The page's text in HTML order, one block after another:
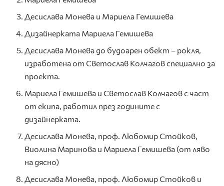
Десислава Монева и Мариела Гемишева
Дизайнерката Мариела Гемишева
Десислава Монева до будоарен обект – рокля,
изработена от Светослав Колчагов специално за
проекта.
Мариела Гемишева и Светослав Колчагов с част
от екипа, работил през годините с
дизайнерката.
Десислава Монева, проф. Любомир Стойков,
Виолина Маринова и Мариела Гемишева (от ляво
на дясно)
Десислава Монева, проф. Любомир Стойков и